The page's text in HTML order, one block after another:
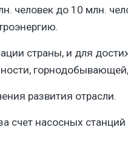
человек до 10 млн.
страны, и для
развития отрасли.
счет насосных